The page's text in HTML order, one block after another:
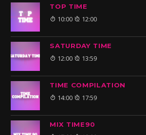
TOP TIME
10:00 12:00
SATURDAY TIME
12:00 13:59
TIME COMPILATION
14:00 17:59
MIX TIME90